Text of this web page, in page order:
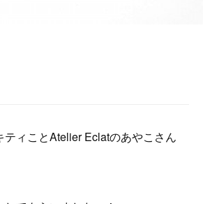
ティことAtelier Eclatのあやこさん